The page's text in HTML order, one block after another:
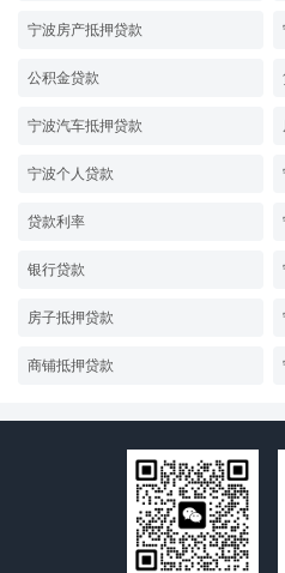
宁波房产抵押贷款
公积金贷款
宁波汽车抵押贷款
宁波个人贷款
贷款利率
银行贷款
房子抵押贷款
商铺抵押贷款